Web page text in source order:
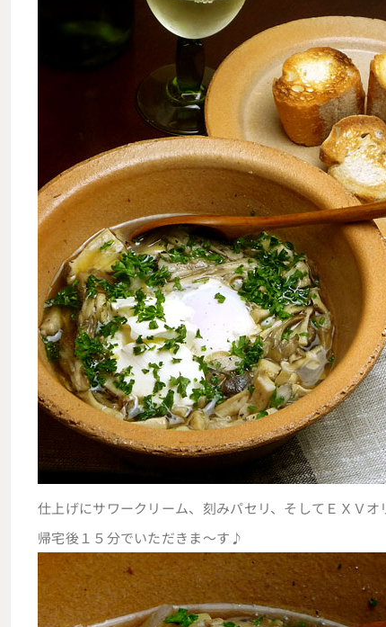
仕上げにサワークリーム、刻みパセリ、そしてＥＸＶオ
帰宅後１５分でいただきま～す♪